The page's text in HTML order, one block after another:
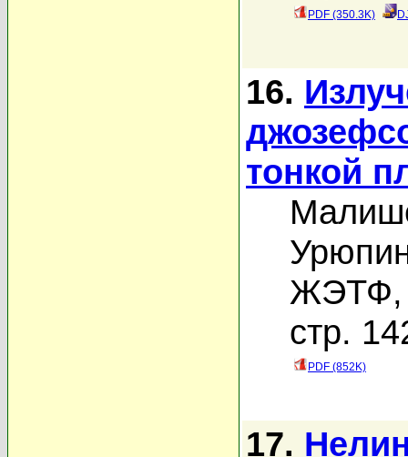
PDF (350.3K)
16.
тонкой
ЖЭТФ,
стр.
PDF (852K)
17.